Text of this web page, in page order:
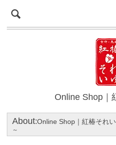
Online Shop｜
About:Online Shop｜紅椿それ
～